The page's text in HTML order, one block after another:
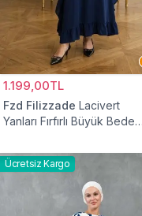
1.199,00TL
Fzd Filizzade Lacivert
Yanları Fırfırlı Büyük Beden
Ücretsiz Kargo